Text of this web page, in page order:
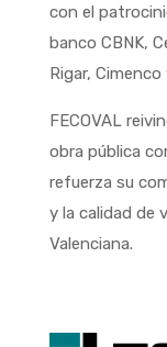
con el
banco CBNK,
Rigar,
FECOVAL
obra pública
refuerza su
y la calidad de
Valenciana.